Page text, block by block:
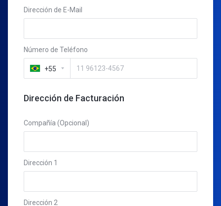
Dirección de E-Mail
Número de Teléfono
+55
Dirección de Facturación
Compañía (Opcional)
Dirección 1
Dirección 2